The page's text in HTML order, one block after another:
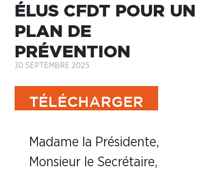
ÉLUS CFDT POUR UN
PLAN DE
PRÉVENTION
30 SEPTEMBRE 2025
TÉLÉCHARGER
Madame la Présidente,
Monsieur le Secrétaire,